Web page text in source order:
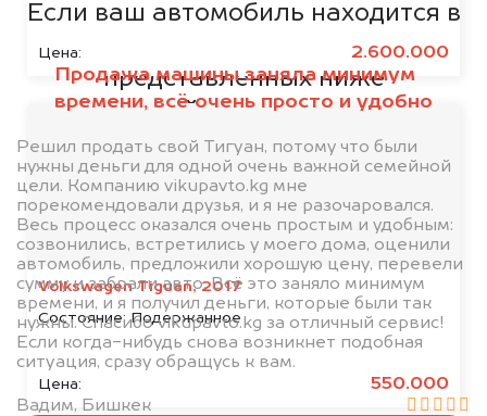
Цена: 2.600.000
Volkswagen Tiguan, 2017
Состояние:Подержанное
Цена: 550.000
Продажа машины заняла минимум
времени, всё очень просто и удобно
Решил продать свой Тигуан, потому что были
нужны деньги для одной очень важной семейной
цели. Компанию vikupavto.kg мне
порекомендовали друзья, и я не разочаровался.
Весь процесс оказался очень простым и удобным:
созвонились, встретились у моего дома, оценили
автомобиль, предложили хорошую цену, перевели
сумму и забрали авто. Всё это заняло минимум
времени, и я получил деньги, которые были так
нужны. Спасибо vikupavto.kg за отличный сервис!
Если когда-нибудь снова возникнет подобная
ситуация, сразу обращусь к вам.
Вадим, Бишкек
Если ваш автомобиль находится в
кредите или залоге у одной из
представленных ниже
организаций, то мы купим его на
5% дороже!